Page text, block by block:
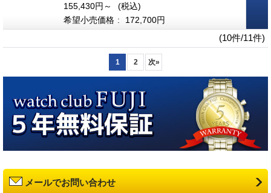
155,430円～
(税込)
希望小売価格 : 172,700円
(10件/11件)
1 2 次»
メールでお問い合わせ